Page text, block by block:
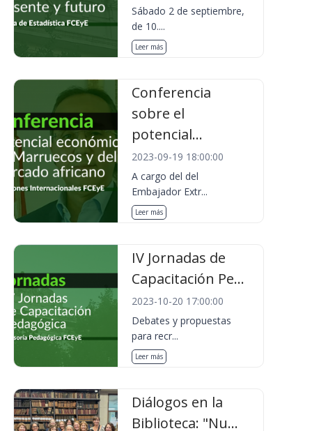
Sábado 2 de septiembre,
de 10....
Leer más
Conferencia
sobre el
potencial...
2023-09-19 18:00:00
A cargo del del
Embajador Extr...
Leer más
IV Jornadas de
Capacitación Pe...
2023-10-20 17:00:00
Debates y propuestas
para recr...
Leer más
Diálogos en la
Biblioteca: "Nu...